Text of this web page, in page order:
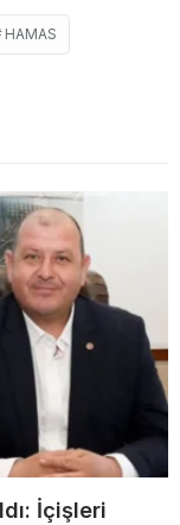
HAMAS
İçişleri